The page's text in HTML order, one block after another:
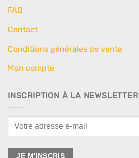
FAQ
Contact
Conditions générales de vente
Mon compte
INSCRIPTION À LA NEWSLETTER